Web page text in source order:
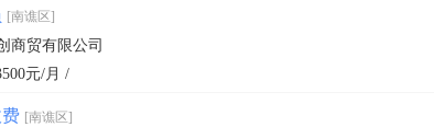
[南谯区]
商贸有限公司
元/月 /
[南谯区]